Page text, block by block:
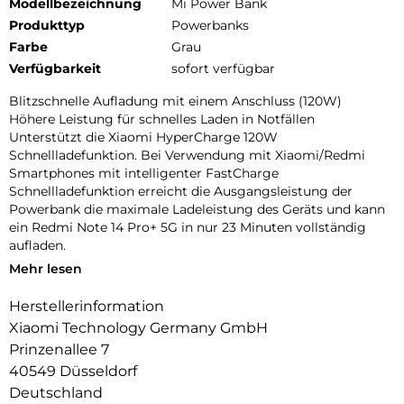
Modellbezeichnung
Mi Power Bank
Produkttyp
Powerbanks
Farbe
Grau
Verfügbarkeit
sofort verfügbar
Blitzschnelle Aufladung mit einem Anschluss (120W)
Höhere Leistung für schnelles Laden in Notfällen
Unterstützt die Xiaomi HyperCharge 120W
Schnellladefunktion. Bei Verwendung mit Xiaomi/Redmi
Smartphones mit intelligenter FastCharge
Schnellladefunktion erreicht die Ausgangsleistung der
Powerbank die maximale Ladeleistung des Geräts und kann
ein Redmi Note 14 Pro+ 5G in nur 23 Minuten vollständig
aufladen.
165W bei gleichzeitiger Nutzung von zwei Anschlüssen Lädt
Bietet gleichzeitig 120W und 45W maximale
Ausgangsleistung für zwei Geräte, z. B. zwei Smartphones
oder einen Laptop und ein Tablet. Schnelles Aufladen ohne
Geschwindigkeitseinbußen, ideal für unterwegs.
Schnelle Selbstaufladung mit 90W Nur 15 Minuten
Mehr lesen
Herstellerinformation
Xiaomi Technology Germany GmbH
Prinzenallee 7
40549 Düsseldorf
Deutschland